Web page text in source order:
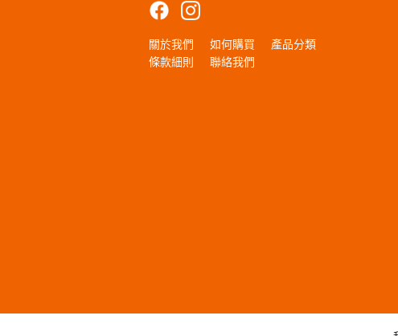
關於我們 如何購買
產品分類
條款細則
聯絡我們